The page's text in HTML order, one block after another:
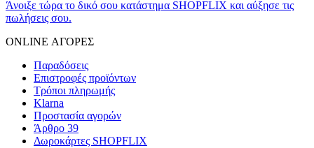
Άνοιξε τώρα το δικό σου κατάστημα SHOPFLIX και αύξησε τις
πωλήσεις σου.
ONLINE ΑΓΟΡΕΣ
Παραδόσεις
Επιστροφές προϊόντων
Τρόποι πληρωμής
Klarna
Προστασία αγορών
Άρθρο 39
Δωροκάρτες SHOPFLIX